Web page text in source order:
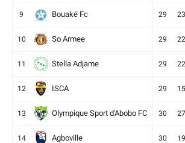
9 Bouaké Fc 29
10 So Armee 29
11 Stella Adjame 29
12 ISCA 29
13 Olympique Sport d'Abobo FC 30
14 Agboville 30